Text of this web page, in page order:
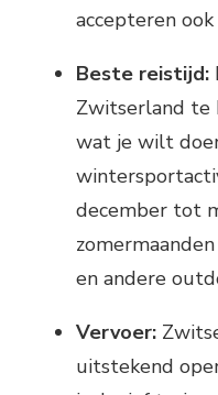
accepteren
Beste reistijd:
Zwitserland te
wat je wilt
december tot
en andere
Vervoer:
uitstekend